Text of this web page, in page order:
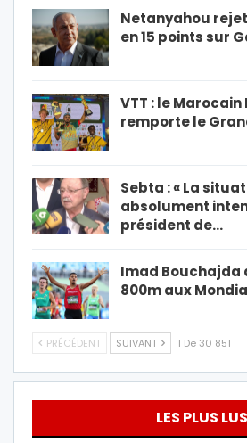
Netanyahou
en 15 points sur
VTT : le
remporte le
Sebta : « La
absolument
président de…
Imad Bouchajda
800m aux
PRÉCÉDENT SUIVANT 1 De 30 851
LES PLUS LUS